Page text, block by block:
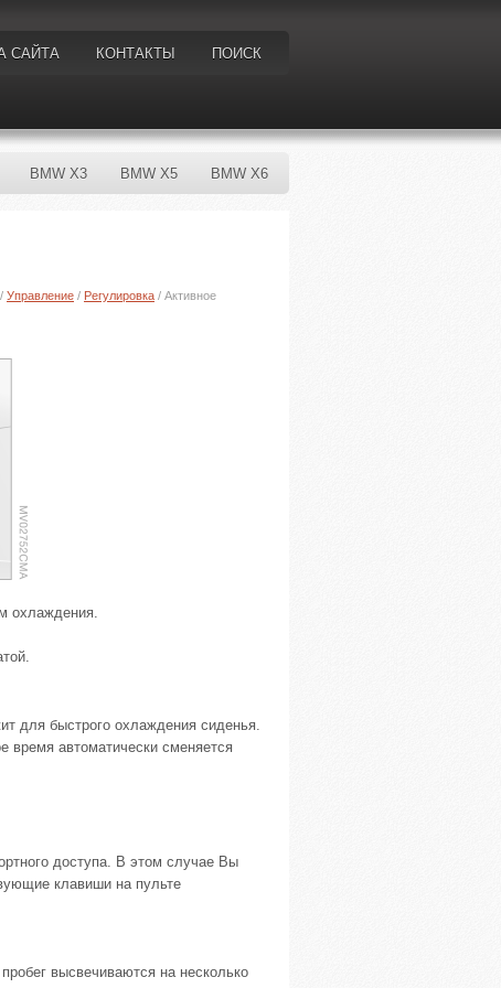
САЙТА КОНТАКТЫ ПОИСК
BMW X3 BMW X5 BMW X6
/ Управление / Регулировка / Активное
охлаждения.
для быстрого охлаждения сиденья.
время автоматически сменяется
доступа. В этом случае Вы
клавиши на пульте
высвечиваются на несколько